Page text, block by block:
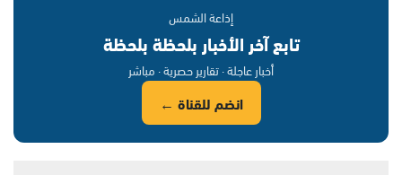
إذاعة الشمس
تابع آخر الأخبار بلحظة بلحظة
أخبار عاجلة · تقارير حصرية · مباشر
انضم للقناة ←